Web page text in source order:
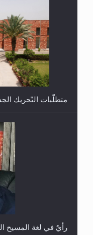
ندوة حول نظام
شيتاغونغ – بنغلاديش
اليوم الوطني
متطلَّبات التّحريك
رأيٌ في لغة المسيح